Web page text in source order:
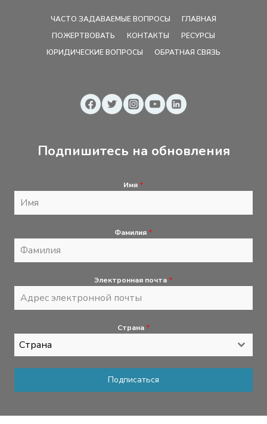
ЧАСТО ЗАДАВАЕМЫЕ ВОПРОСЫ
ГЛАВНАЯ
ПОЖЕРТВОВАТЬ
КОНТАКТЫ
РЕСУРСЫ
ЮРИДИЧЕСКИЕ ВОПРОСЫ
ОБРАТНАЯ СВЯЗЬ
Подпишитесь на обновления
Имя *
Фамилия *
Электронная почта *
Страна *
Страна
Подписаться